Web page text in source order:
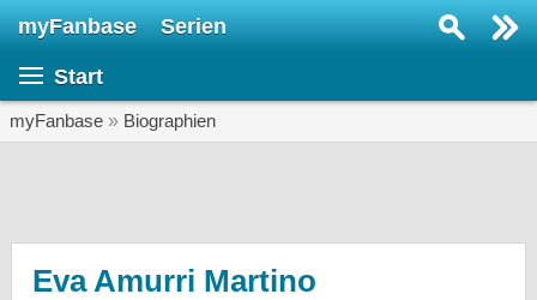
myFanbase Serien
Start
myFanbase » Biographien
Eva Amurri Martino